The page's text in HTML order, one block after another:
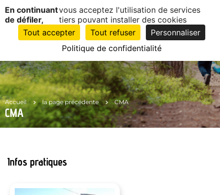
Accueil la page précédente CMA
CMA
1EN
CLIC
Infos pratiques
Panneau de gestion des cookies
En continuant
de défiler,
vous acceptez l'utilisation de services
tiers pouvant installer des cookies
Tout accepter
Tout refuser
Personnaliser
Politique de confidentialité